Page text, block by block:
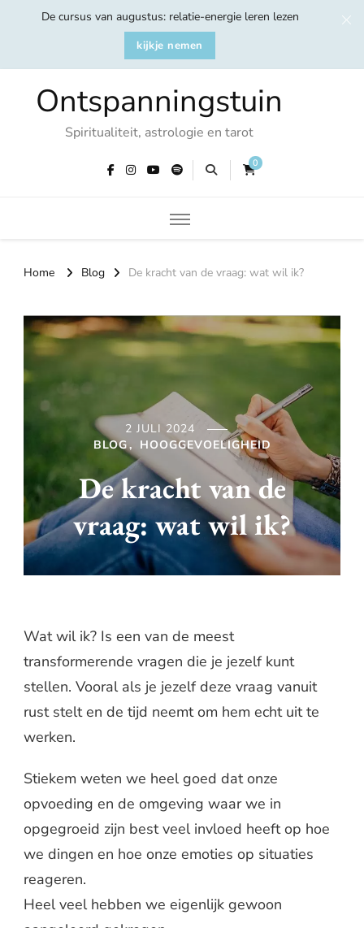
De cursus van augustus: relatie-energie leren lezen
kijkje nemen
Ontspanningstuin
Spiritualiteit, astrologie en tarot
0
Home Blog De kracht van de vraag: wat wil ik?
2 JULI 2024
BLOG
HOOGGEVOELIGHEID
De kracht van de
vraag: wat wil ik?
Wat wil ik? Is een van de meest
transformerende vragen die je jezelf kunt
stellen. Vooral als je jezelf deze vraag vanuit
rust stelt en de tijd neemt om hem echt uit te
werken.
Stiekem weten we heel goed dat onze
opvoeding en de omgeving waar we in
opgegroeid zijn best veel invloed heeft op hoe
we dingen en hoe onze emoties op situaties
reageren.
Heel veel hebben we eigenlijk gewoon